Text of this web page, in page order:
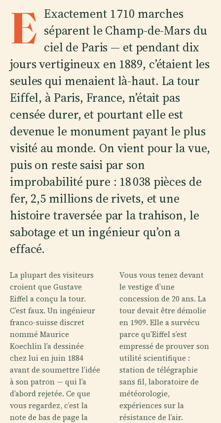
E Exactement 1 710 marches
séparent le Champ-de-Mars du
ciel de Paris — et pendant dix
jours vertigineux en 1889, c’étaient les
seules qui menaient là-haut. La tour
Eiffel, à Paris, France, n’était pas
censée durer, et pourtant elle est
devenue le monument payant le plus
visité au monde. On vient pour la vue,
puis on reste saisi par son
improbabilité pure : 18 038 pièces de
fer, 2,5 millions de rivets, et une
histoire traversée par la trahison, le
sabotage et un ingénieur qu’on a
effacé.
La plupart des visiteurs
croient que Gustave
Eiffel a conçu la tour.
C’est faux. Un ingénieur
franco-suisse discret
nommé Maurice
Koechlin l’a dessinée
chez lui en juin 1884
avant de soumettre l’idée
à son patron — qui l’a
d’abord rejetée. Ce que
vous regardez, c’est la
note de bas de page la
Vous vous tenez devant
le vestige d’une
concession de 20 ans. La
tour devait être démolie
en 1909. Elle a survécu
parce qu’Eiffel s’est
empressé de prouver son
utilité scientifique :
station de télégraphie
sans fil, laboratoire de
météorologie,
expériences sur la
résistance de l’air.